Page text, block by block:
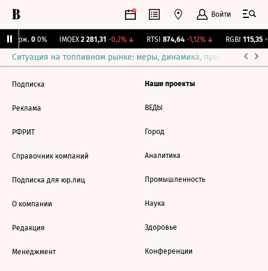
Войти
Бирж. 0 0% IMOEX 2 281,31 -0,2%↓ RTSI 874,64 -1,12%↓ RGBI 115,35
Ситуация на топливном рынке: меры, динамика, прогнозы
Подписка
Реклама
РФРИТ
Справочник компаний
Подписка для юр.лиц
О компании
Редакция
Менеджмент
Наши проекты
ВЕДЫ
Город
Аналитика
Промышленность
Наука
Здоровье
Конференции